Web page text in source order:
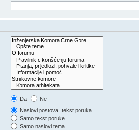
Da
Ne
Naslovi postova i tekst poruka
Samo tekst poruke
Samo naslovi tema